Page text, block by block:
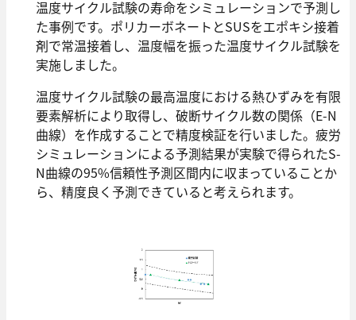
温度サイクル試験の寿命をシミュレーションで予測し
た事例です。ポリカーボネートとSUSをエポキシ接着
剤で常温接着し、温度幅を振った温度サイクル試験を
実施しました。
温度サイクル試験の最⾼温度における熱ひずみを有限
要素解析により取得し、破断サイクル数の関係（E-N
曲線）を作成することで精度検証を⾏いました。疲労
シミュレーションによる予測結果が実験で得られたS-
N曲線の95%信頼性予測区間内に収まっていることか
ら、精度良く予測できていると考えられます。